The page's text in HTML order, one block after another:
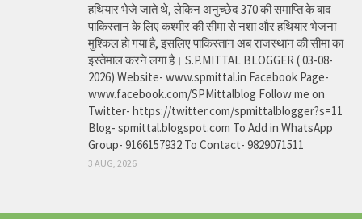
हथियार भेजे जाते थे, लेकिन अनुच्छेद 370 की समाप्ति के बाद
पाकिस्तान के लिए कश्मीर की सीमा से नशा और हथियार भेजना
मुश्किल हो गया है, इसलिए पाकिस्तान अब राजस्थान की सीमा का
इस्तेमाल करने लगा है। S.P.MITTAL BLOGGER ( 03-08-
2026) Website- www.spmittal.in Facebook Page-
www.facebook.com/SPMittalblog Follow me on
Twitter- https://twitter.com/spmittalblogger?s=11
Blog- spmittal.blogspot.com To Add in WhatsApp
Group- 9166157932 To Contact- 9829071511
3 AUG, 2026